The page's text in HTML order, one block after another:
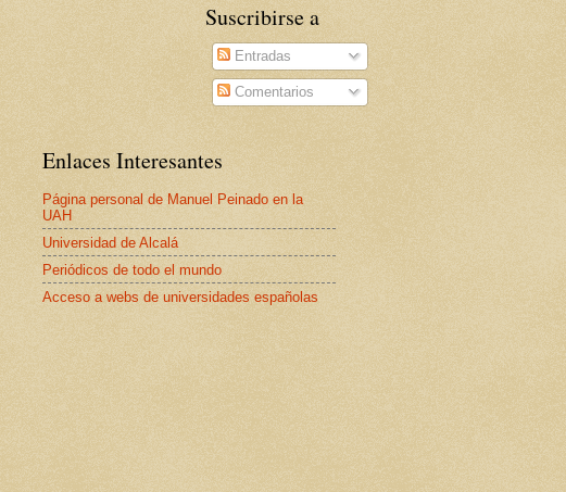
Suscribirse a
Entradas
Comentarios
Enlaces Interesantes
Página personal de Manuel Peinado en la
UAH
Universidad de Alcalá
Periódicos de todo el mundo
Acceso a webs de universidades españolas